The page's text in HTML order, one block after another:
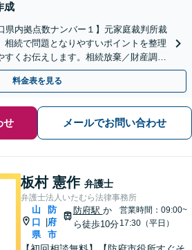
成
県内拠点数ナンバー１】元家庭裁判所裁
相続で問題となりやすいポイントを整理
くお伝えします。相続放棄／財産調査
対応可能【夜間対応】
料金表を見る
せ メールでお問い合わせ
板村 憲作 弁護士
弁護士法人いたむら法律事務所
山
口
県
防
府
市
防府駅 か
ら徒歩10分
営業時間：09:00~
17:30（平日）